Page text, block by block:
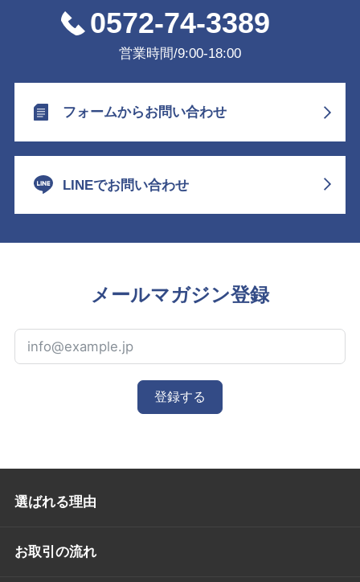
0572-74-3389
営業時間/9:00-18:00
フォームからお問い合わせ
LINEでお問い合わせ
メールマガジン登録
登録する
選ばれる理由
お取引の流れ